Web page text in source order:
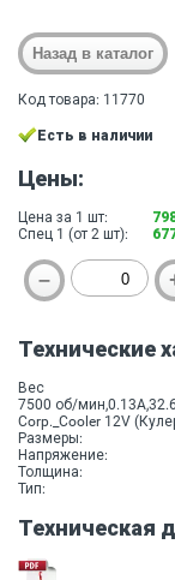
Код товара: 11770
Есть в наличии
Цены:
Цена за 1 шт:
Спец 1 (от 2 шт):
Технические
Вес
7500 об/
Corp._Cooler 12V
Размеры:
Напряжение:
Толщина:
Тип:
Техническая